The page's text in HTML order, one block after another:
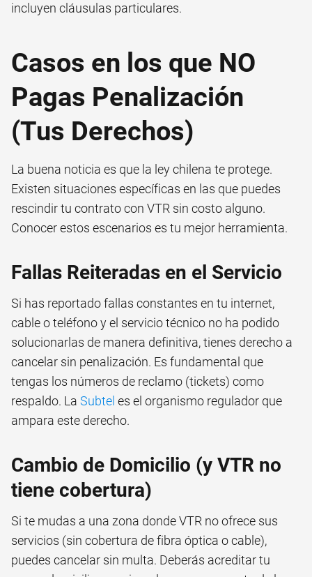
incluyen cláusulas particulares.
Casos en los que NO
Pagas Penalización
(Tus Derechos)
La buena noticia es que la ley chilena te protege.
Existen situaciones específicas en las que puedes
rescindir tu contrato con VTR sin costo alguno.
Conocer estos escenarios es tu mejor herramienta.
Fallas Reiteradas en el Servicio
Si has reportado fallas constantes en tu internet,
cable o teléfono y el servicio técnico no ha podido
solucionarlas de manera definitiva, tienes derecho a
cancelar sin penalización. Es fundamental que
tengas los números de reclamo (tickets) como
respaldo. La Subtel es el organismo regulador que
ampara este derecho.
Cambio de Domicilio (y VTR no
tiene cobertura)
Si te mudas a una zona donde VTR no ofrece sus
servicios (sin cobertura de fibra óptica o cable),
puedes cancelar sin multa. Deberás acreditar tu